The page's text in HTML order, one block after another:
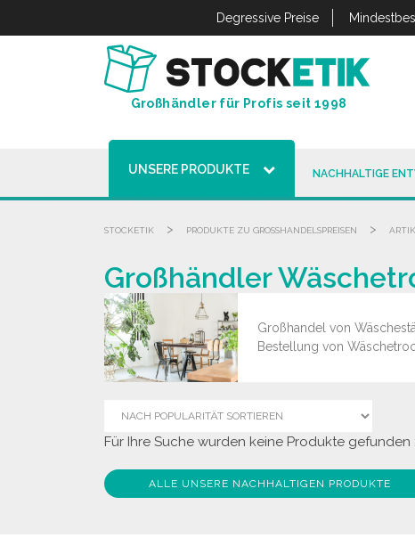
Degressive Preise
Großhändler für Profis seit 1998
UNSERE PRODUKTE NACHHALTIGE
STOCKETIK > PRODUKTE ZU GROSSHANDELSPREISEN >
Großhändler
Großhandel von
Bestellung von
Für Ihre Suche wurden keine Produkte
ALLE UNSERE NACHHALTIGEN PRODUKTE